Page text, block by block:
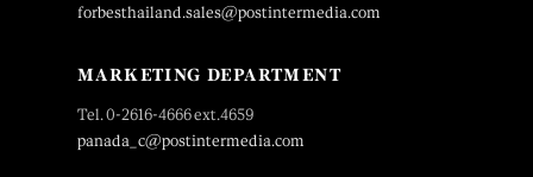
forbesthailand.sales@postintermedia.com
MARKETING DEPARTMENT
Tel. 0-2616-4666 ext.4659
panada_c@postintermedia.com